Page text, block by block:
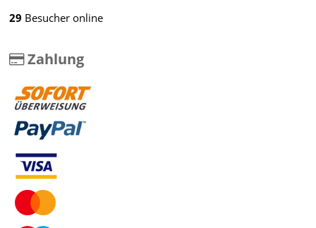
29 Besucher online
Zahlung